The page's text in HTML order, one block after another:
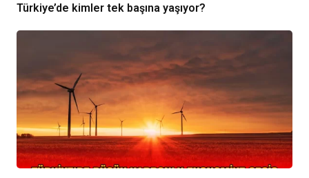
Türkiye’de kimler tek başına yaşıyor?